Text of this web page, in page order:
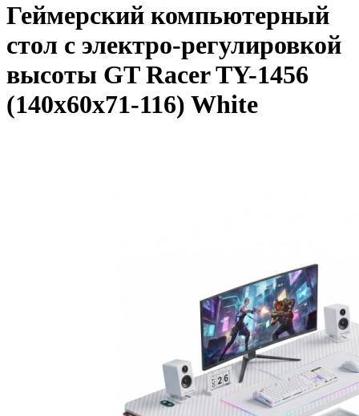
Геймерский компьютерный
стол c электро-регулировкой
высоты GT Racer TY-1456
(140x60x71-116) White